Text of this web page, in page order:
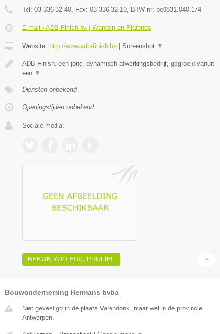
Tel: 03 336 32 40, Fax: 03 336 32 19, BTW-nr: be0831.040.174
E-mail › ADB Finish nv | Wanden en Plafonds
Website: http://www.adb-finish.be Screenshot ▼
ADB-Finish, een jong, dynamisch afwerkingsbedrijf, gegroeid vanuit
een ▼
Diensten onbekend
Openingstijden onbekend
Sociale media:
BEKIJK VOLLEDIG PROFIEL
Bouwonderneming Hermans bvba
Niet gevestigd in de plaats Varendonk, maar wel in de provincie
Antwerpen.